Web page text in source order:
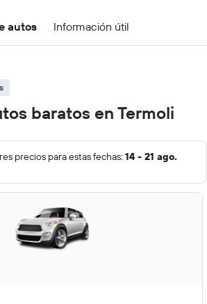
autos Información útil
baratos en Termoli
precios para estas fechas: 14 - 21 ago.